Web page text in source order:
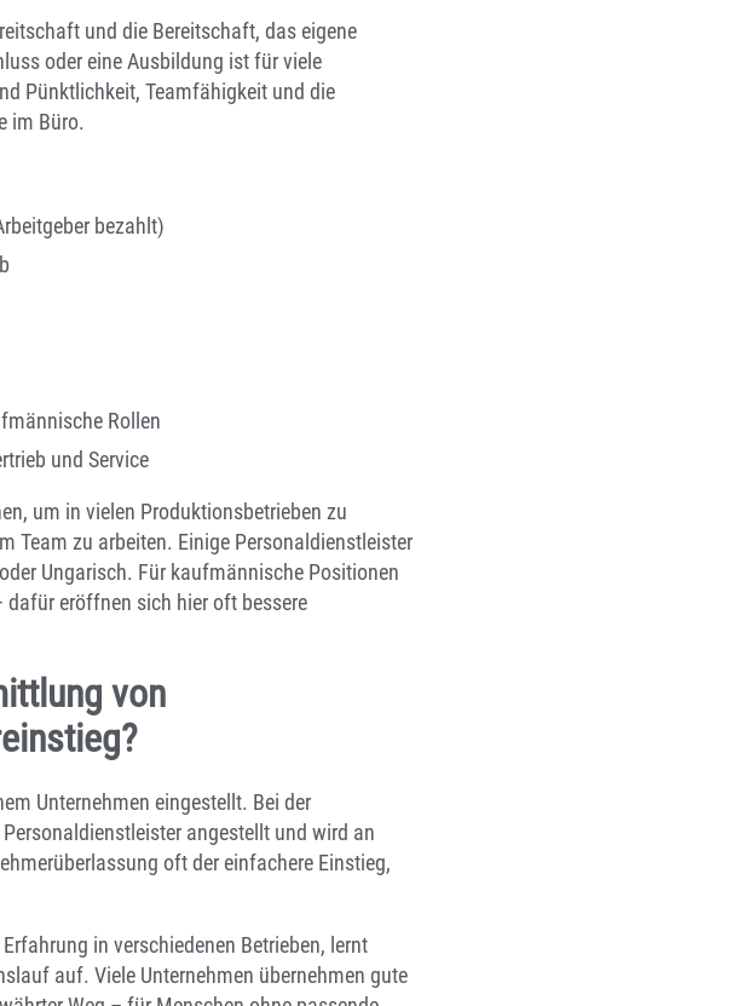
und die Bereitschaft, das eigene
oder eine Ausbildung ist für viele
Pünktlichkeit, Teamfähigkeit und die
im Büro.
bezahlt)
Rollen
und Service
um in vielen Produktionsbetrieben zu
Team zu arbeiten. Einige Personaldienstleister
Ungarisch. Für kaufmännische Positionen
dafür eröffnen sich hier oft bessere
von
Unternehmen eingestellt. Bei der
angestellt und wird an
oft der einfachere Einstieg,
in verschiedenen Betrieben, lernt
auf. Viele Unternehmen übernehmen gute